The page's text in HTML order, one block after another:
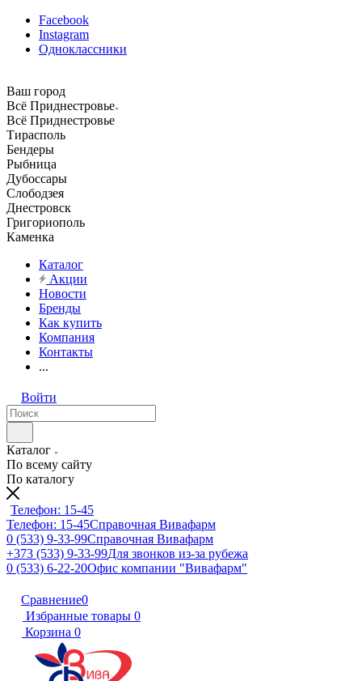
Facebook
Instagram
Одноклассники
Ваш город
Всё Приднестровье
Всё Приднестровье
Тирасполь
Бендеры
Рыбница
Дубоссары
Слободзея
Днестровск
Григориополь
Каменка
Каталог
Акции
Новости
Бренды
Как купить
Компания
Контакты
...
Войти
Каталог
По всему сайту
По каталогу
Телефон: 15-45
Телефон: 15-45Справочная Вивафарм
0 (533) 9-33-99Справочная Вивафарм
+373 (533) 9-33-99Для звонков из-за рубежа
0 (533) 6-22-20Офис компании "Вивафарм"
Сравнение0
Избранные товары 0
Корзина 0